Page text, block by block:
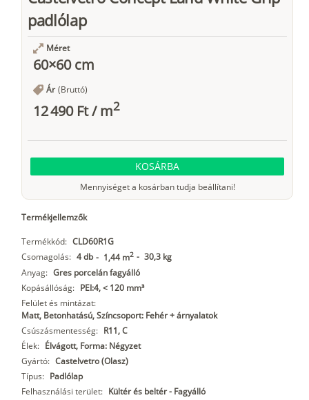
padlólap
Méret
60×60 cm
Ár (Bruttó)
12 490 Ft/m2
KOSÁRBA
Mennyiséget a kosárban tudja beállítani!
Termékjellemzők
Termékkód: CLD60R1G
Csomagolás: 4 db - 1,44 m2 - 30,3 kg
Anyag: Gres porcelán fagyálló
Kopásállóság: PEI:4, < 120 mm³
Felület és mintázat:
Matt, Betonhatású, Színcsoport: Fehér + árnyalatok
Csúszásmentesség: R11, C
Élek: Élvágott, Forma: Négyzet
Gyártó: Castelvetro (Olasz)
Típus: Padlólap
Felhasználási terület: Kültér és beltér - Fagyálló